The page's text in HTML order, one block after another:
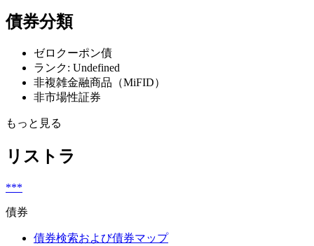
債券分類
ゼロクーポン債
ランク: Undefined
非複雑金融商品（MiFID）
非市場性証券
もっと見る
リストラ
***
債券
債券検索および債券マップ